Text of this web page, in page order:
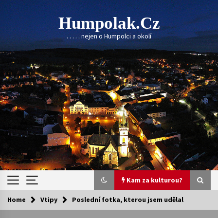
Skip
to
content
Humpolak.cz
. . . . . nejen o Humpolci a okolí
Kam za kulturou?
Kam za kulturou?
Home Vtipy Poslední fotka, kterou jsem udělal